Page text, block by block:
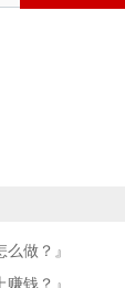
做？』
钱？』